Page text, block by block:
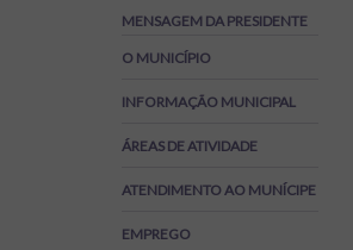
Boletim Municipal
Agenda Municipal
Oferta Desportiva Municipal
Emprego na Autarquia
MENSAGEM DA PRESIDENTE
O MUNICÍPIO
INFORMAÇÃO MUNICIPAL
ÁREAS DE ATIVIDADE
ATENDIMENTO AO MUNÍCIPE
EMPREGO